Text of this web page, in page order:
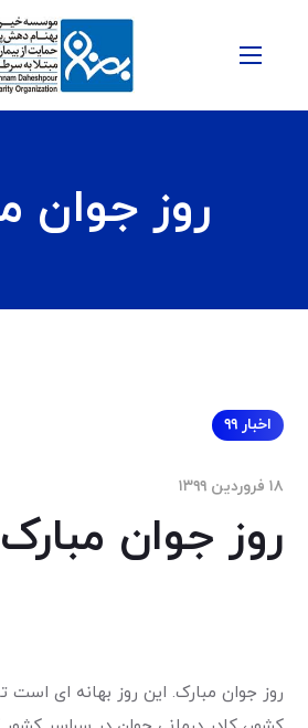
روز جوان
اخبار ۹۹
۱۸ فروردین ۱۳۹۹
روز جوان مبارک
روز جوان مبارک. این روز بهانه ای است